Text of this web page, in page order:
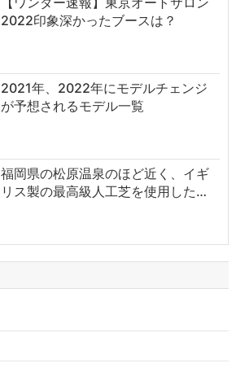
2022印象深かったブースは？
2021年、2022年にモデルチェンジ
が予想されるモデル一覧
福岡県の松原温泉のほど近く、イギ
リス製の最高級人工芝を使用した…